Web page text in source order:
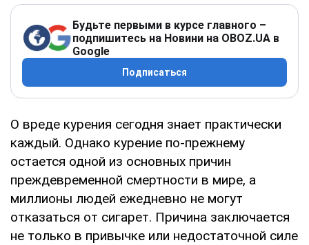
Будьте первыми в курсе главного –
подпишитесь на Новини на OBOZ.UA в
Google
Подписаться
О вреде курения сегодня знает практически
каждый. Однако курение по-прежнему
остается одной из основных причин
преждевременной смертности в мире, а
миллионы людей ежедневно не могут
отказаться от сигарет. Причина заключается
не только в привычке или недостаточной силе